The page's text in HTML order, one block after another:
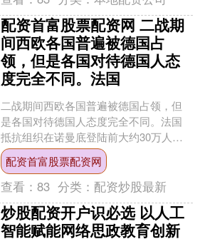
配资首富股票配资网 二战期
间西欧各国普遍被德国占
领，但是各国对待德国人态
度完全不同。法国
二战期间西欧各国普遍被德国占领，但
是各国对待德国人态度完全不同。法国
抵抗组织在诺曼底登陆前大约30万人，4
年被占领期间，总共消灭300名德军。二
战结束后配资首富....
配资首富股票配资网
查看：83 分类： 配资炒股最新
炒股配资开户识必选 以人工
智能赋能网络思政教育创新